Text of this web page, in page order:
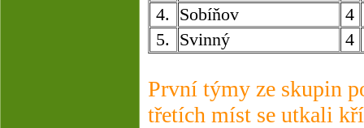
4. Sobíňov
4
5. Svinný 4
První týmy ze skupin
třetích míst se utkali